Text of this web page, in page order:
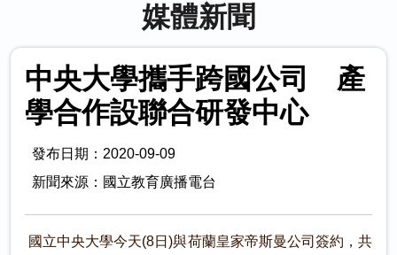
媒體新聞
中央大學攜手跨國公司 產
學合作設聯合研發中心
發布日期：2020-09-09
新聞來源：國立教育廣播電台
國立中央大學今天(8日)與荷蘭皇家帝斯曼公司簽約，共